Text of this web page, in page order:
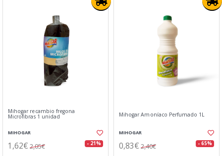
Mihogar recambio fregona
Microfibras 1 unidad
MIHOGAR
1,62€ 2,05€ - 21%
Mihogar Amoníaco Perfumado 1L
MIHOGAR
0,83€ 2,40€ - 65%